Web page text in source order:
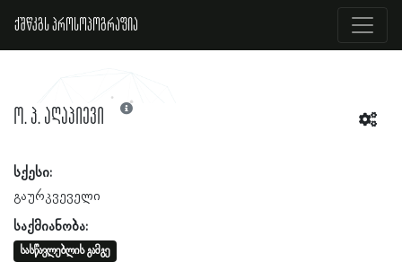
ქშწკგს პროსოპოგრაფია
ო. პ. აღაპიევი
სქესი:
გაურკვეველი
საქმიანობა:
სასწავლებლის გამგე